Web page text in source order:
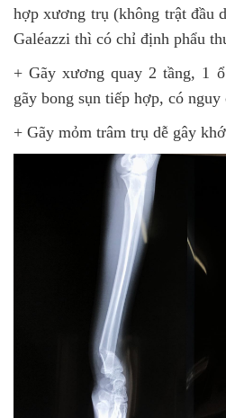
hợp xương trụ (không trật đầu
Galéazzi thì có chỉ định phẩu
+ Gãy xương quay 2 tầng, 1
gãy bong sụn tiếp hợp, có
+ Gãy mỏm trâm trụ dễ gây